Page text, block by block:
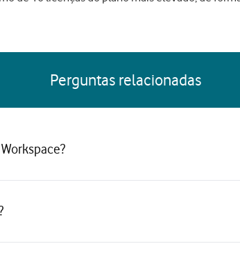
Perguntas relacionadas